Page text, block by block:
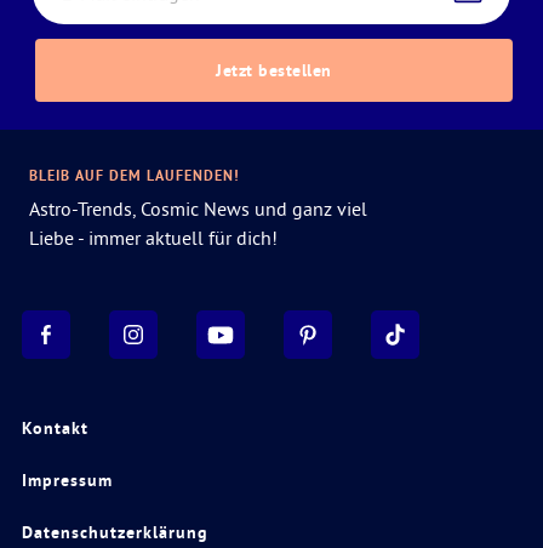
Jetzt bestellen
Kontakt
Impressum
Datenschutzerklärung
BLEIB AUF DEM LAUFENDEN!
Astro-Trends, Cosmic News und ganz viel
Liebe - immer aktuell für dich!